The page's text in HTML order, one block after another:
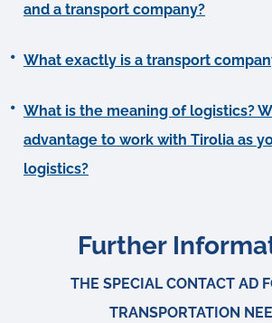
and a transport company?
What exactly is a transport
What is the meaning of logistics?
advantage to work with Tirolia as
logistics?
Further
THE SPECIAL CONTACT AD
TRANSPORTATION